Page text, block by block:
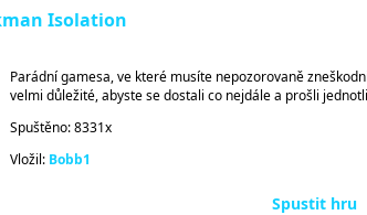
Isolation
Parádní gamesa, ve které musíte nepozorovaně
velmi důležité, abyste se dostali co nejdále a prošli
Spuštěno: 8331x
Vložil: Bobb1
Spustit hru